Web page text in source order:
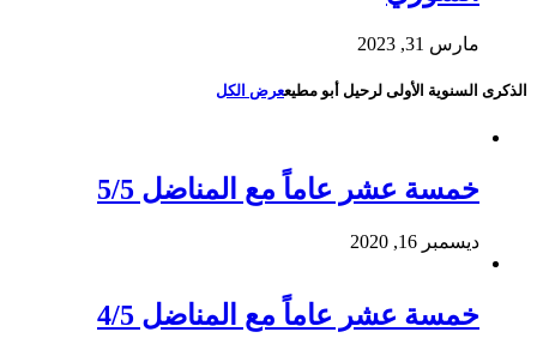
مارس 31, 2023
الذكرى السنوية الأولى لرحيل أبو مطيععرض الكل
خمسة عشر عاماً مع المناضل 5/5
ديسمبر 16, 2020
خمسة عشر عاماً مع المناضل 4/5